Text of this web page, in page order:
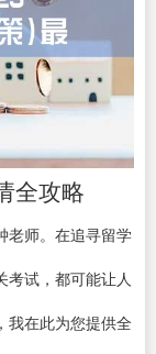
全攻略
老师。在追寻留学
考试，都可能让人
我在此为您提供全